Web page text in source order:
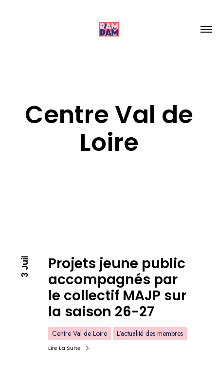
Centre Val de
Loire
3 Juil
Projets jeune public
accompagnés par
le collectif MAJP sur
la saison 26-27
Centre Val de Loire L'actualité des membres
Lire La Suite